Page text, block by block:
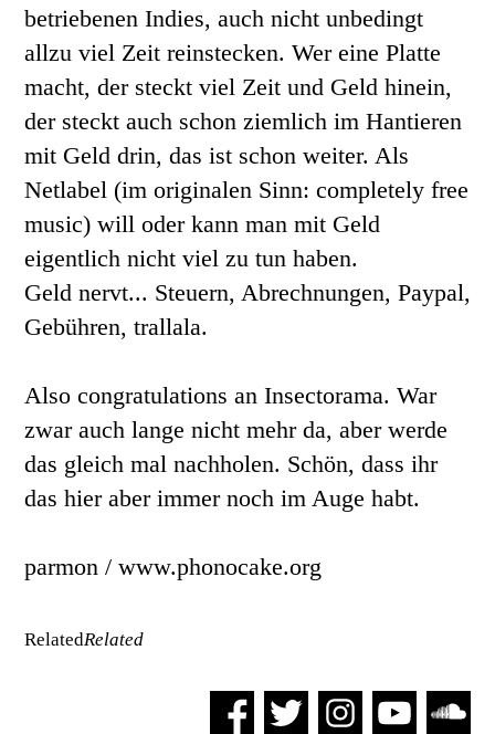
betriebenen Indies, auch nicht unbedingt
allzu viel Zeit reinstecken. Wer eine Platte
macht, der steckt viel Zeit und Geld hinein,
der steckt auch schon ziemlich im Hantieren
mit Geld drin, das ist schon weiter. Als
Netlabel (im originalen Sinn: completely free
music) will oder kann man mit Geld
eigentlich nicht viel zu tun haben.
Geld nervt... Steuern, Abrechnungen, Paypal,
Gebühren, trallala.
Also congratulations an Insectorama. War
zwar auch lange nicht mehr da, aber werde
das gleich mal nachholen. Schön, dass ihr
das hier aber immer noch im Auge habt.
parmon / www.phonocake.org
RelatedRelated